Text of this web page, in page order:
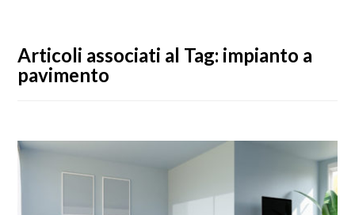
Articoli associati al Tag: impianto a
pavimento